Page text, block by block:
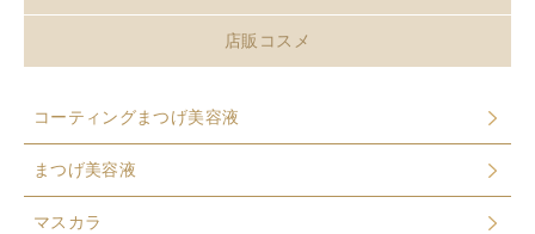
店販コスメ
コーティングまつげ美容液
まつげ美容液
マスカラ